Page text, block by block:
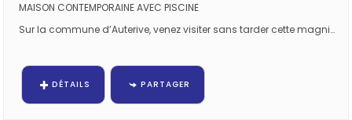
MAISON CONTEMPORAINE AVEC PISCINE
Sur la commune d’Auterive, venez visiter sans tarder cette magnifique villa contemporaine de 168 m², offrant des...
DÉTAILS PARTAGER